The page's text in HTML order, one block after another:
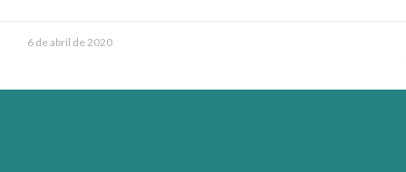
6 de abril de 2020